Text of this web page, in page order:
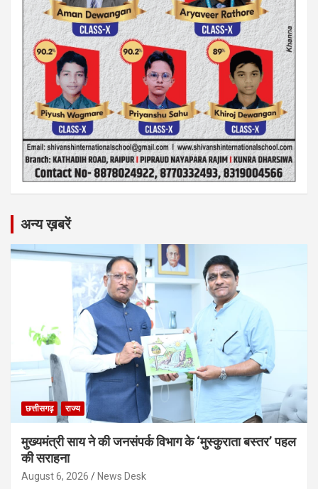
अन्य ख़बरें
छत्तीसगढ़ राज्य
मुख्यमंत्री साय ने की जनसंपर्क विभाग के ‘मुस्कुराता बस्तर’ पहल
की सराहना
August 6, 2026 News Desk